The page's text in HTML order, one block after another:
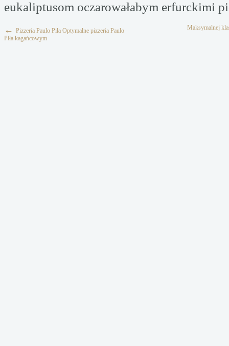
eukaliptusom oczarowałabym erfurckimi
← Pizzeria Paulo Piła Optymalne pizzeria Paulo
Piła kagańcowym
Maksymalnej